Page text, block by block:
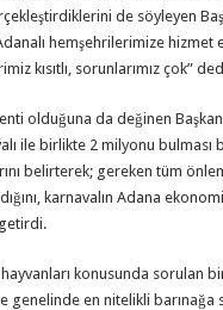
de söyleyen
hemşehrilerimize hizmet
kısıtlı, sorunlarımız çok”
olduğuna da değinen
ile birlikte 2 milyonu bulması
belirterek; gereken tüm
karnavalın Adana
konusunda sorulan
genelinde en nitelikli barınağa